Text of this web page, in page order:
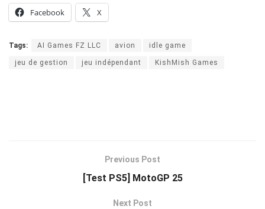
Facebook X
Tags: AI Games FZ LLC avion idle game
jeu de gestion jeu indépendant KishMish Games
Previous Post
[Test PS5] MotoGP 25
Next Post